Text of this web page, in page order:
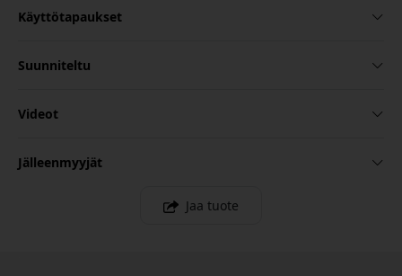
Käyttötapaukset
Suunniteltu
Videot
Jälleenmyyjät
Jaa tuote